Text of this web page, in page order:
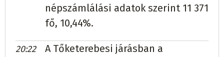
népszámlálási adatok szerint 11 371
fő, 10,44%.
20:22
A Tőketerebesi járásban a